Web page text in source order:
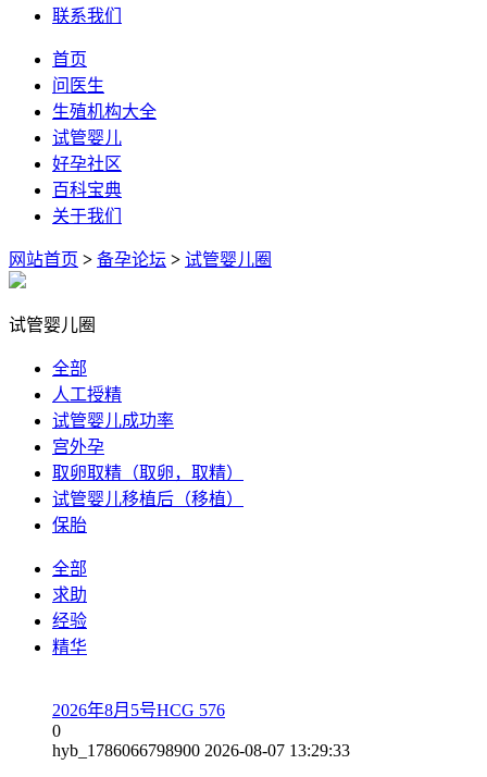
联系我们
首页
问医生
生殖机构大全
试管婴儿
好孕社区
百科宝典
关于我们
网站首页 > 备孕论坛 > 试管婴儿圈
试管婴儿圈
全部
人工授精
试管婴儿成功率
宫外孕
取卵取精（取卵，取精）
试管婴儿移植后（移植）
保胎
全部
求助
经验
精华
2026年8月5号HCG 576
0
hyb_1786066798900 2026-08-07 13:29:33